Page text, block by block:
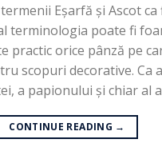
Eșarfă și Ascot ca
terminologia poate fi
practic orice pânză pe
scopuri decorative. Ca
a papionului și chiar al
CONTINUE READING →